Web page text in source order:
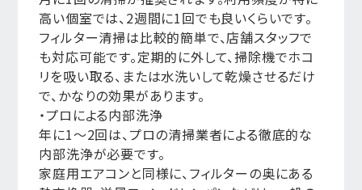
高い個室では、2週間に1回でも良いくらいです。
フィルター清掃は比較的簡単で、店舗スタッフで
も対応可能です。定期的に外して、掃除機でホコ
リを吸い取る、または水洗いして乾燥させるだけ
で、かなりの効果があります。
・プロによる内部洗浄
年に1〜2回は、プロの清掃業者による徹底的な
内部洗浄が必要です。
家庭用エアコンと同様に、フィルターの奥にある